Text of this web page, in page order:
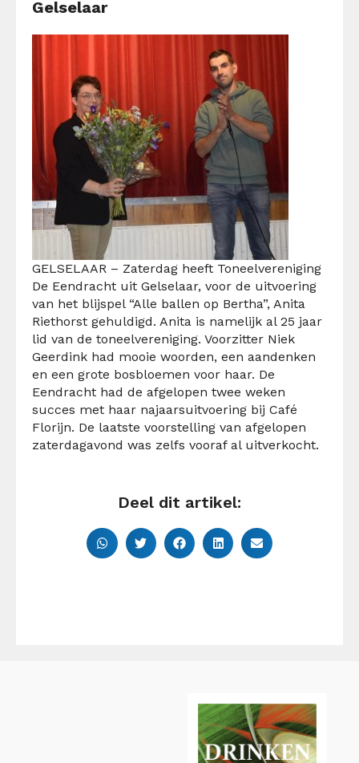
Gelselaar
GELSELAAR – Zaterdag heeft Toneelvereniging
De Eendracht uit Gelselaar, voor de uitvoering
van het blijspel “Alle ballen op Bertha”, Anita
Riethorst gehuldigd. Anita is namelijk al 25 jaar
lid van de toneelvereniging. Voorzitter Niek
Geerdink had mooie woorden, een aandenken
en een grote bosbloemen voor haar. De
Eendracht had de afgelopen twee weken
succes met haar najaarsuitvoering bij Café
Florijn. De laatste voorstelling van afgelopen
zaterdagavond was zelfs vooraf al uitverkocht.
Deel dit artikel: